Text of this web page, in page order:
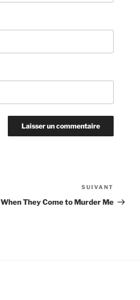
suivant
SUIVANT
When They Come to Murder Me